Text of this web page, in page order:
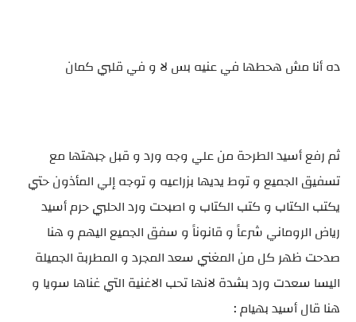
ده أنا مش هحطها في عنيه بس لا و في قلبي كمان
ثم رفع أسيد الطرحة من علي وجه ورد و قبل جبهتها مع
تسفيق الجميع و توط يديها بزراعيه و توجه إلي المأذون حتي
يكتب الكتاب و كتب الكتاب و اصبحت ورد الحلبي حرم أسيد
رياض الروماني شرعاً و قانوناً و سفق الجميع اليهم و هنا
صدحت ظهر كل من المغني سعد المجرد و المطربة الجميلة
اليسا سعدت ورد بشدة لانها تحب الاغنية التي غناها سويا و
هنا قال أسيد بهيام :